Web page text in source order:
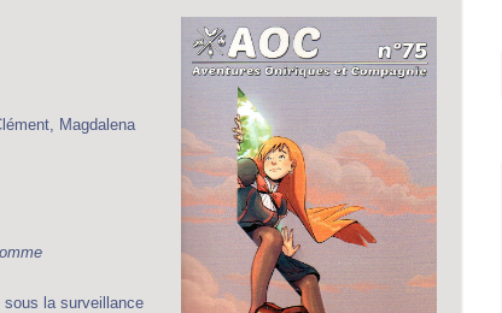
Magdalena
la surveillance